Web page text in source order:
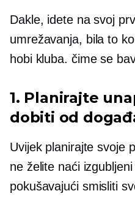
Dakle, idete na svoj
umrežavanja, bila to
hobi kluba. čime se
1. Planirajte
dobiti od
Uvijek planirajte svoje
ne želite naći
pokušavajući smisliti